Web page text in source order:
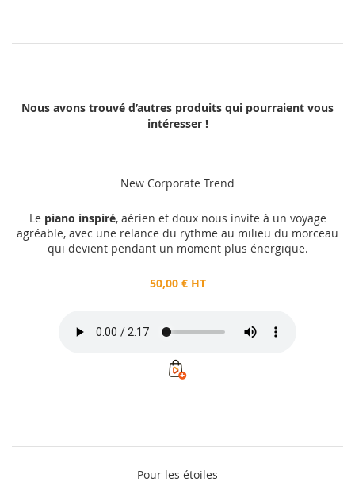
Nous avons trouvé d’autres produits qui pourraient vous
intéresser !
New Corporate Trend
Le piano inspiré, aérien et doux nous invite à un voyage
agréable, avec une relance du rythme au milieu du morceau
qui devient pendant un moment plus énergique.
50,00 € HT
Pour les étoiles